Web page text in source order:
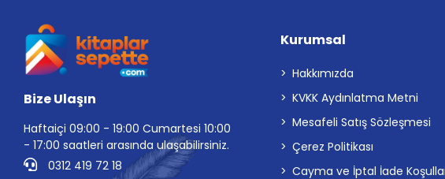
Bize Ulaşın
Haftaiçi 09:00 - 19:00 Cumartesi 10:00
- 17:00 saatleri arasında ulaşabilirsiniz.
0312 419 72 18
Kurumsal
Hakkımızda
KVKK Aydınlatma Metni
Mesafeli Satış Sözleşmesi
Çerez Politikası
Cayma ve İptal İade